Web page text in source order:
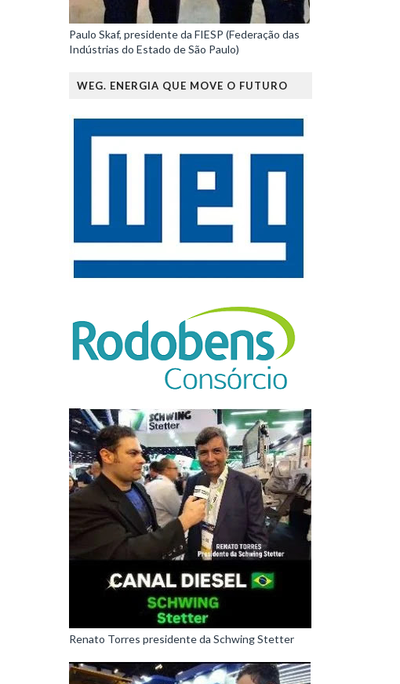
Paulo Skaf, presidente da FIESP (Federação das
Indústrias do Estado de São Paulo)
WEG. ENERGIA QUE MOVE O FUTURO
Renato Torres presidente da Schwing Stetter